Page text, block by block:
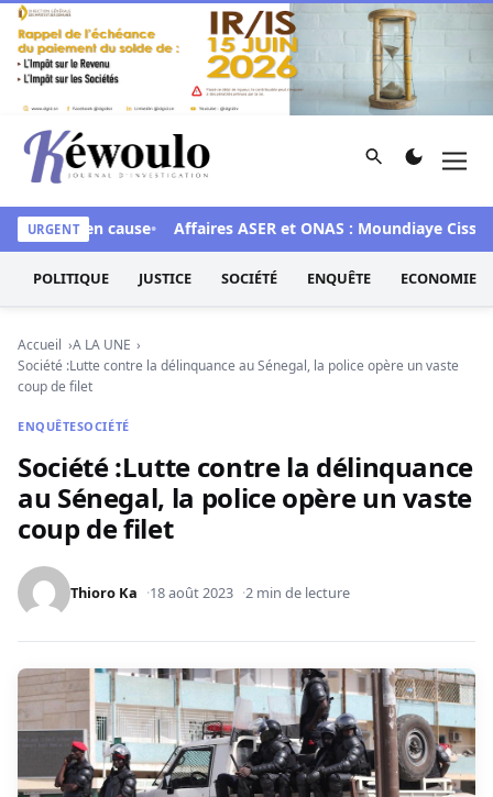
Aller au contenu
Kéwoulo, le premier site d'information et d'investigation
Rechercher
URGENT
mis en cause Affaires ASER et ONAS : Moundiaye Cissé
POLITIQUE JUSTICE SOCIÉTÉ ENQUÊTE ECONOMIE
Accueil
A LA UNE
Société :Lutte contre la délinquance au Sénegal, la police opère un vaste
coup de filet
ENQUÊTESOCIÉTÉ
Société :Lutte contre la délinquance
au Sénegal, la police opère un vaste
coup de filet
Thioro Ka 18 août 2023 2 min de lecture